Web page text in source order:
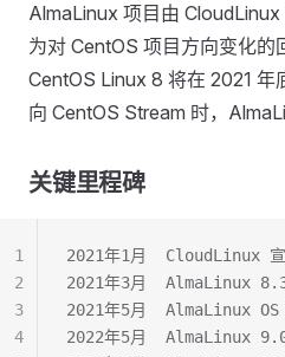
AlmaLinux 项目由
为对 CentOS 项目方向变化的
CentOS Linux 8 将在 2021 年
向 CentOS Stream 时，
关键里程碑
2021年1月  CloudLinux
2021年3月  AlmaLinux
2021年5月  AlmaLinux OS
2022年5月  AlmaLinux
1
2
3
4